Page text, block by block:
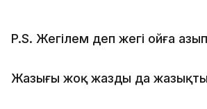
P.S. Жегілем деп жегі ойға
Жазығы жоқ жазды да жазықты